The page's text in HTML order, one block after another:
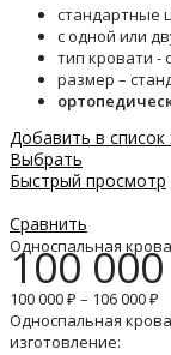
стандартные
с одной или
тип кровати -
размер –
Добавить в
Выбрать
Быстрый просмотр
Сравнить
Односпальная
100 000
100 000 ₽ – 106 000 ₽
Односпальная
изготовление: